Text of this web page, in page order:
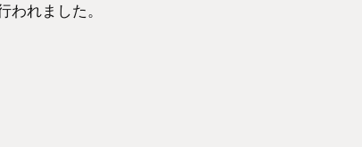
われました。